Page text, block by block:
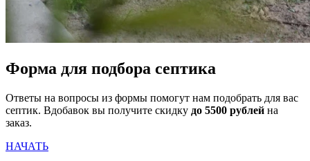
Форма для подбора септика
Ответы на вопросы из формы помогут нам подобрать для вас
септик. Вдобавок вы получите скидку до 5500 рублей на
заказ.
НАЧАТЬ